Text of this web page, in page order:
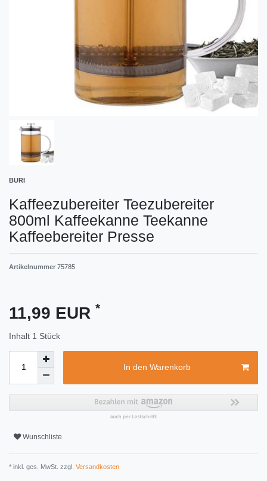
BURI
Kaffeezubereiter Teezubereiter
800ml Kaffeekanne Teekanne
Kaffeebereiter Presse
Artikelnummer 75785
11,99 EUR *
Inhalt 1 Stück
In den Warenkorb
Wunschliste
* inkl. ges. MwSt. zzgl. Versandkosten